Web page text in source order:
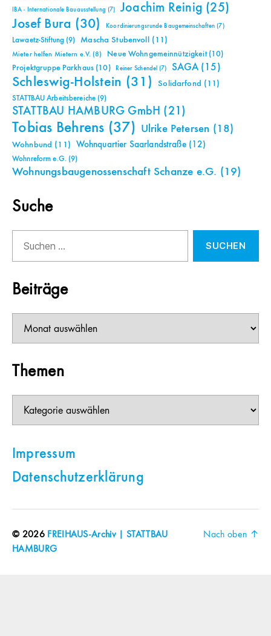
IBA - Internationale Bauausstellung (7) Joachim Reinig (25)
Josef Bura (30) Koordinierungsrunde Baugemeinschaften (7)
Lawaetz-Stiftung (9) Mascha Stubenvoll (11)
Mieter helfen Mietern e.V. (8) Neue Wohngemeinnützigkeit(10)
Projektgruppe Parkhaus (10) Reiner Schendel (7) SAGA(15)
Schleswig-Holstein (31) Solidarfond (11)
STATTBAU Arbeitsbereiche (9)
STATTBAU HAMBURG GmbH (21)
Tobias Behrens (37) Ulrike Petersen (18)
Wohnbund (11) Wohnquartier Saarlandstraße(12)
Wohnreform e.G.(9)
Wohnungsbaugenossenschaft Schanze e.G. (19)
Suche
nach:
Beiträge
Themen
Impressum
Datenschutzerklärung
© 2026 FREIHAUS-Archiv | STATTBAU
HAMBURG
Nach oben ↑